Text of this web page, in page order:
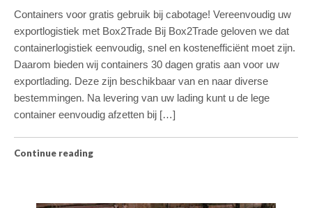
Containers voor gratis gebruik bij cabotage! Vereenvoudig uw
exportlogistiek met Box2Trade Bij Box2Trade geloven we dat
containerlogistiek eenvoudig, snel en kostenefficiënt moet zijn.
Daarom bieden wij containers 30 dagen gratis aan voor uw
exportlading. Deze zijn beschikbaar van en naar diverse
bestemmingen. Na levering van uw lading kunt u de lege
container eenvoudig afzetten bij […]
Continue reading